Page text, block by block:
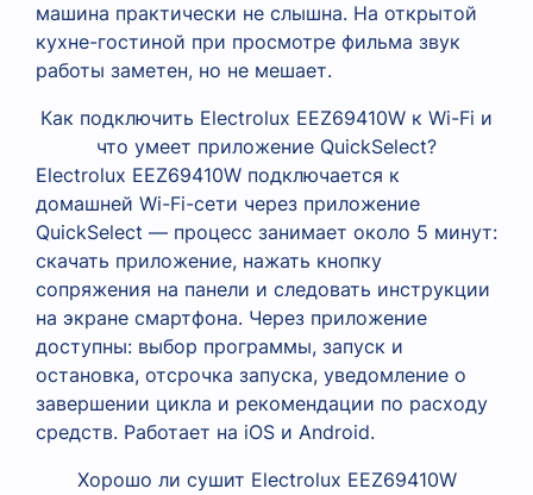
машина практически не слышна. На открытой
кухне-гостиной при просмотре фильма звук
работы заметен, но не мешает.
Как подключить Electrolux EEZ69410W к Wi-Fi и
что умеет приложение QuickSelect?
Electrolux EEZ69410W подключается к
домашней Wi-Fi-сети через приложение
QuickSelect — процесс занимает около 5 минут:
скачать приложение, нажать кнопку
сопряжения на панели и следовать инструкции
на экране смартфона. Через приложение
доступны: выбор программы, запуск и
остановка, отсрочка запуска, уведомление о
завершении цикла и рекомендации по расходу
средств. Работает на iOS и Android.
Хорошо ли сушит Electrolux EEZ69410W